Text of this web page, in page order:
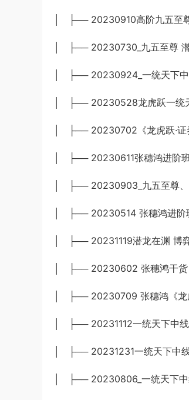
│ ├── 20230910高阶九五至
│ ├── 20230730_九五至尊
│ ├── 20230924_一统天下
│ ├── 20230528龙虎跃一统
│ ├── 20230702《龙虎跃·证
│ ├── 20230611张穗鸿进阶
│ ├── 20230903_九五至尊
│ ├── 20230514 张穗鸿进阶
│ ├── 20231119潜龙在渊 博
│ ├── 20230602 张穗鸿干货
│ ├── 20230709 张穗鸿《龙
│ ├── 20231112一统天下中
│ ├── 20231231一统天下中
│ ├── 20230806_一统天下